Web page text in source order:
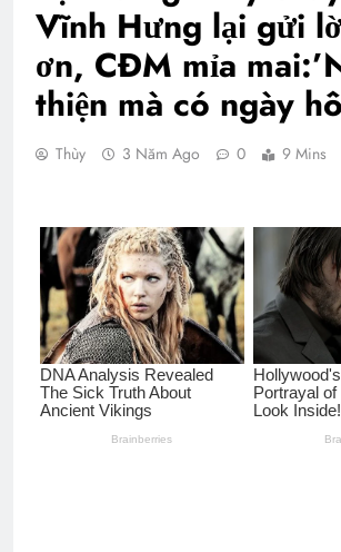
Vĩnh Hưng lại gửi
ơn, CĐM mỉa
thiện mà có ngày
Thùy 3 Năm Ago 0 9 Mins